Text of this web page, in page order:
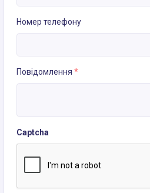
Номер телефону
Повідомлення *
Captcha